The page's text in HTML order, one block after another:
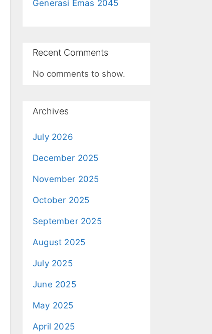
Generasi Emas 2045
Recent Comments
No comments to show.
Archives
July 2026
December 2025
November 2025
October 2025
September 2025
August 2025
July 2025
June 2025
May 2025
April 2025